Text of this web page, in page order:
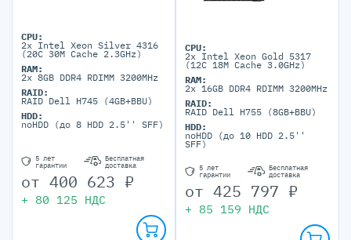
CPU:
2x Intel Xeon Silver 4316
(20C 30M Cache 2.3GHz)
RAM:
2x 8GB DDR4 RDIMM 3200MHz
RAID:
RAID Dell H745 (4GB+BBU)
HDD:
noHDD (до 8 HDD 2.5'' SFF)
5 лет
гарантии
Бесплатная
доставка
от 400 623 ₽
+ 80 125 НДС
CPU:
2x Intel Xeon Gold 5317
(12C 18M Cache 3.0GHz)
RAM:
2x 16GB DDR4 RDIMM 3200MHz
RAID:
RAID Dell H755 (8GB+BBU)
HDD:
noHDD (до 10 HDD 2.5''
SFF)
5 лет
гарантии
Бесплатная
доставка
от 425 797 ₽
+ 85 159 НДС